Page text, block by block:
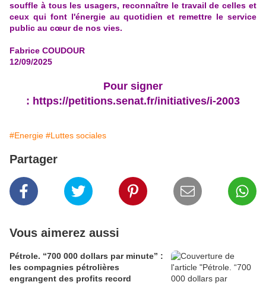
souffle à tous les usagers, reconnaître le travail de celles et
ceux qui font l'énergie au quotidien et remettre le service
public au cœur de nos vies.
Fabrice COUDOUR
12/09/2025
Pour signer
: https://petitions.senat.fr/initiatives/i-2003
#Energie #Luttes sociales
Partager
Vous aimerez aussi
Pétrole. “700 000 dollars par minute” :
les compagnies pétrolières
engrangent des profits record